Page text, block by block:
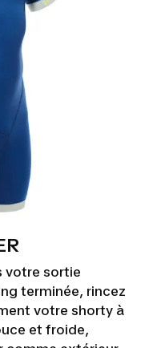
votre sortie
terminée, rincez
votre shorty à
et froide,